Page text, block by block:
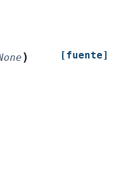
) [fuente]